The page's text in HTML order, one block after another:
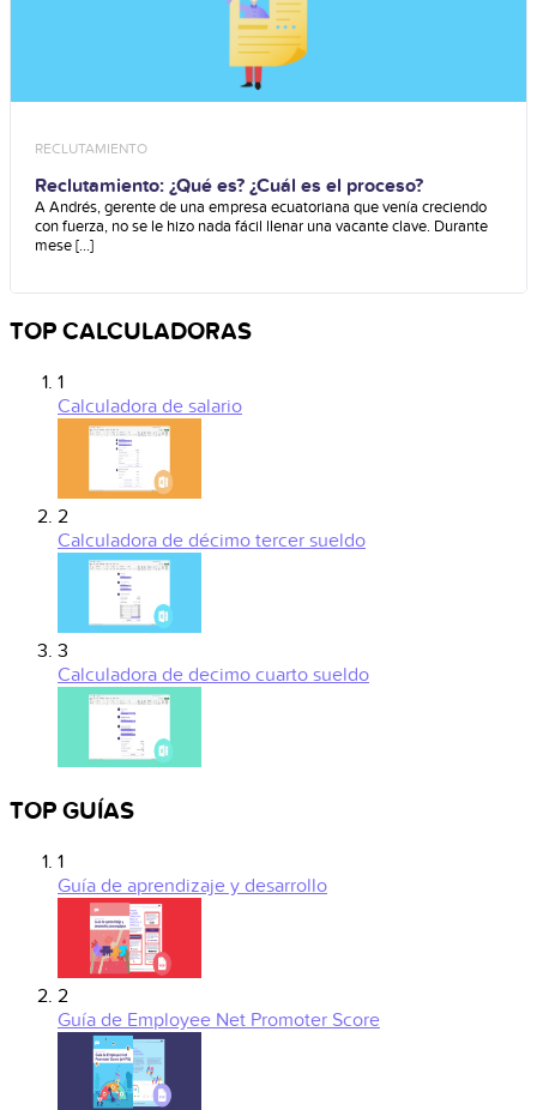
RECLUTAMIENTO
Reclutamiento: ¿Qué es? ¿Cuál es el proceso?
A Andrés, gerente de una empresa ecuatoriana que venía creciendo
con fuerza, no se le hizo nada fácil llenar una vacante clave. Durante
mese [...]
TOP CALCULADORAS
1
Calculadora de salario
2
Calculadora de décimo tercer sueldo
3
Calculadora de decimo cuarto sueldo
TOP GUÍAS
1
Guía de aprendizaje y desarrollo
2
Guía de Employee Net Promoter Score